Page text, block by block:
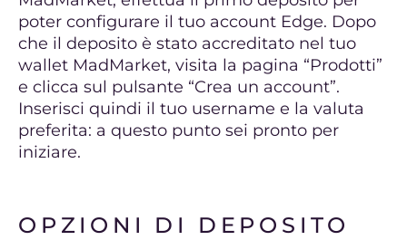
poter configurare il tuo account Edge. Dopo
che il deposito è stato accreditato nel tuo
wallet MadMarket, visita la pagina “Prodotti”
e clicca sul pulsante “Crea un account”.
Inserisci quindi il tuo username e la valuta
preferita: a questo punto sei pronto per
iniziare.
OPZIONI DI DEPOSITO